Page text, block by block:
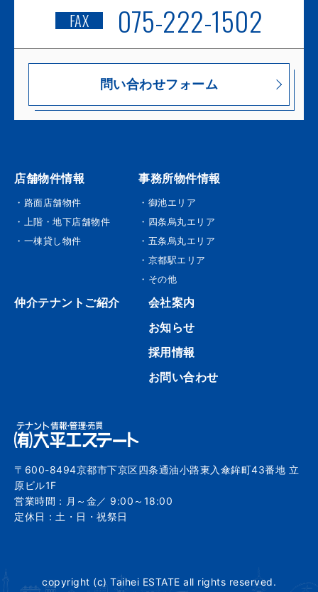
FAX 075-222-1502
問い合わせフォーム
店舗物件情報
・路面店舗物件
・上階・地下店舗物件
・一棟貸し物件
事務所物件情報
・御池エリア
・四条烏丸エリア
・五条烏丸エリア
・京都駅エリア
・その他
仲介テナントご紹介
会社案内
お知らせ
採用情報
お問い合わせ
〒600-8494京都市下京区四条通油小路東入傘鉾町43番地 立
原ビル1F
営業時間：月～金／ 9:00～18:00
定休日：土・日・祝祭日
copyright (c) Taihei ESTATE all rights reserved.